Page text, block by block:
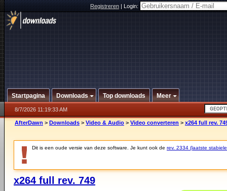
Registreren|Login:
Startpagina Downloads Top downloads Meer
8/7/2026 11:19:33 AM
AfterDawn > Downloads > Video & Audio > Video converteren > x264 full rev.
Dit is een oude versie van deze software. Je kunt ook de rev. 2334 (laatste
x264 full rev. 749